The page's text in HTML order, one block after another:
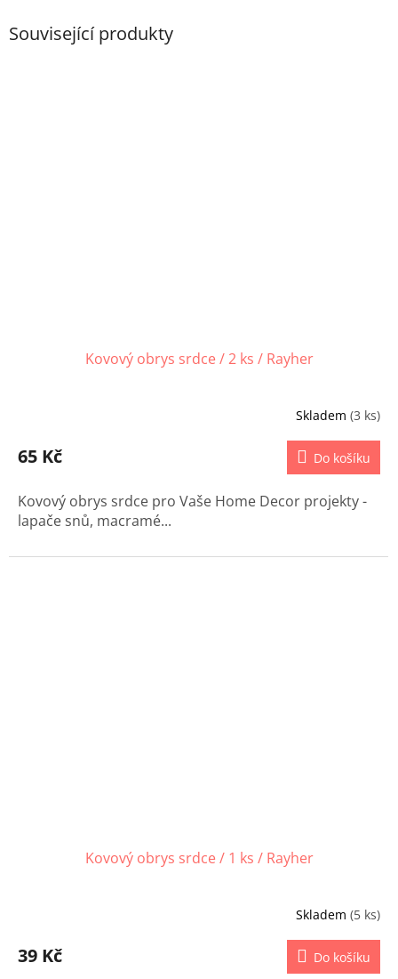
Související produkty
Kovový obrys srdce / 2 ks / Rayher
Skladem (3 ks)
65 Kč Do košíku
Kovový obrys srdce pro Vaše Home Decor projekty -
lapače snů, macramé...
Kovový obrys srdce / 1 ks / Rayher
Skladem (5 ks)
39 Kč Do košíku